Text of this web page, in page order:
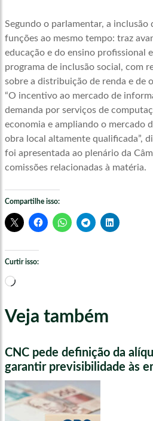
Segundo o parlamentar, a inclusão
funções ao mesmo tempo: traz
educação e do ensino profissional
programa de inclusão social, com
sobre a distribuição de renda e de
“O incentivo ao mercado de
demanda por serviços de
economia e ampliando o mercado
obra local altamente qualificada”,
foi apresentada ao plenário da
comissões relacionadas à matéria.
Compartilhe isso:
Curtir isso:
Carregando...
Veja também
CNC pede definição da
garantir previsibilidade às